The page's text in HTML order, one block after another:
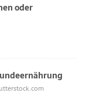
oder